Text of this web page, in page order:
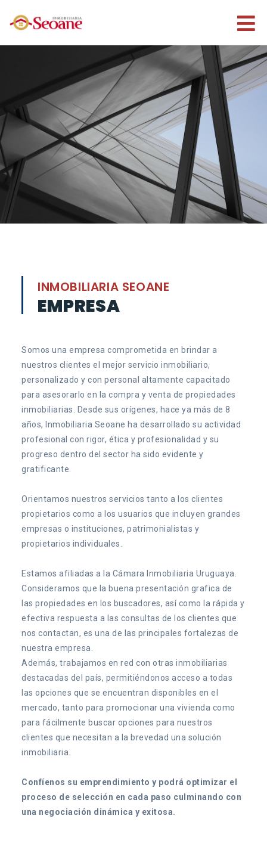
INMOBILIARIA SEOANE
EMPRESA
Somos una empresa comprometida en brindar a
nuestros clientes el mejor servicio inmobiliario,
personalizado y con personal altamente capacitado
para asesorarlo en la compra y venta de propiedades
inmobiliarias. Desde sus orígenes, hace ya más de 8
años, Inmobiliaria Seoane ha desarrollado su actividad
profesional con rigor, ética y profesionalidad y su
progreso dentro del sector ha sido evidente y
gratificante.
Orientamos nuestros servicios tanto a los clientes
propietarios como a los usuarios que incluyen grandes
empresas o instituciones, patrimonialistas y
propietarios individuales.
Estamos afiliadas a la Cámara Inmobiliaria Uruguaya.
Consideramos que la buena presentación grafica de
las propiedades en los buscadores, así como la rápida y
efectiva respuesta a las consultas de los clientes que
nos contactan, es una de las principales fortalezas de
nuestra empresa.
Además, trabajamos en red con otras inmobiliarias
destacadas del país, permitiéndonos acceso a todas
las opciones que se encuentran disponibles en el
mercado, tanto para promocionar una vivienda como
para fácilmente buscar opciones para nuestros
clientes que necesitan a la brevedad una solución
inmobiliaria.
Confíenos su emprendimiento y podrá optimizar el
proceso de selección en cada paso culminando con
una negociación dinámica y exitosa.